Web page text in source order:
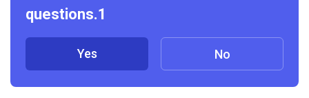
questions.1
Yes No